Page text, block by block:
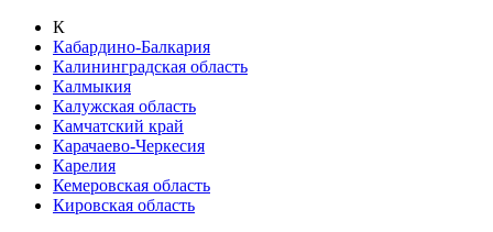
К
Кабардино-Балкария
Калининградская область
Калмыкия
Калужская область
Камчатский край
Карачаево-Черкесия
Карелия
Кемеровская область
Кировская область